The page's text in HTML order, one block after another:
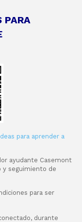
PARA
para aprender a
ayudante Casemont
y seguimiento de
para ser
durante